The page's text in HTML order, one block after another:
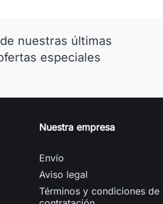
nuestras últimas
especiales
Nuestra empresa
Envío
Aviso legal
Términos y condiciones de